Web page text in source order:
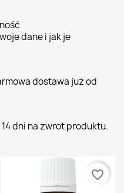
dane i jak je
dostawa już od
dni na zwrot produktu.
favorite_border